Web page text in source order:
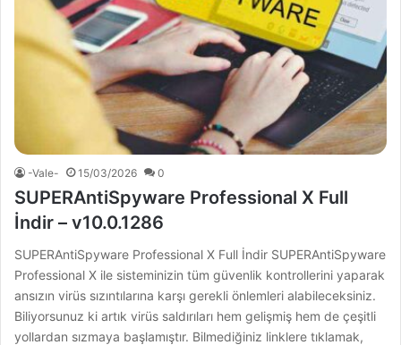
-Vale- 15/03/2026 0
SUPERAntiSpyware Professional X Full
İndir – v10.0.1286
SUPERAntiSpyware Professional X Full İndir SUPERAntiSpyware
Professional X ile sisteminizin tüm güvenlik kontrollerini yaparak
ansızın virüs sızıntılarına karşı gerekli önlemleri alabileceksiniz.
Biliyorsunuz ki artık virüs saldırıları hem gelişmiş hem de çeşitli
yollardan sızmaya başlamıştır. Bilmediğiniz linklere tıklamak,